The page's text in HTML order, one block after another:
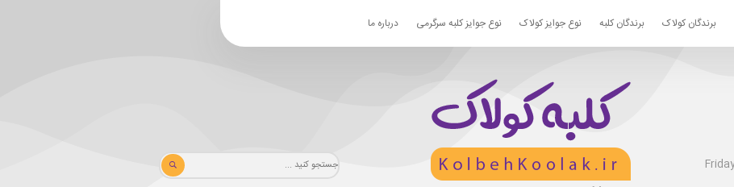
برندگان کولاک برندگان کلبه نوع جوایز کولاک نوع جوایز کلبه سرگرمی درباره ما